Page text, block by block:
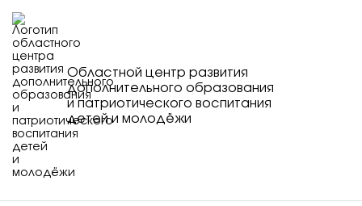
Областной центр развития
дополнительного образования
и патриотического воспитания
детей и молодёжи